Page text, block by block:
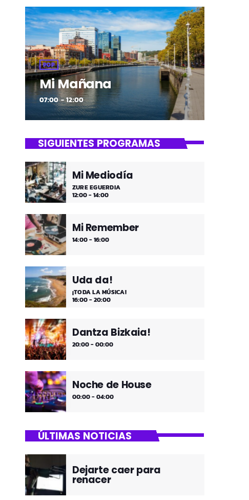
POP
Mi Mañana
07:00 - 12:00
SIGUIENTES PROGRAMAS
Mi Mediodía
ZURE EGUERDIA
12:00 - 14:00
Mi Remember
14:00 - 16:00
Uda da!
¡TODA LA MÚSICA!
16:00 - 20:00
Dantza Bizkaia!
20:00 - 00:00
Noche de House
00:00 - 04:00
ÚLTIMAS NOTICIAS
Dejarte caer para
renacer